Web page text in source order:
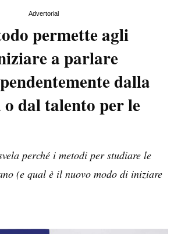
Advertorial
permette agli
a parlare
dalla
dal talento per le
perché i metodi per studiare le
(e qual è il nuovo modo di iniziare